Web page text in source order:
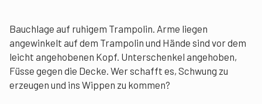
Bauchlage auf ruhigem Trampolin. Arme liegen
angewinkelt auf dem Trampolin und Hände sind vor dem
leicht angehobenen Kopf. Unterschenkel angehoben,
Füsse gegen die Decke. Wer schafft es, Schwung zu
erzeugen und ins Wippen zu kommen?